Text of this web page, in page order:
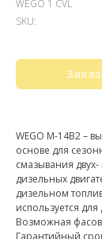
WEGO 1 CVL
SKU:
WEGO M-14B2 –
основе для
смазывания
дизельных
дизельном
используется
Возможная
Гарантийный